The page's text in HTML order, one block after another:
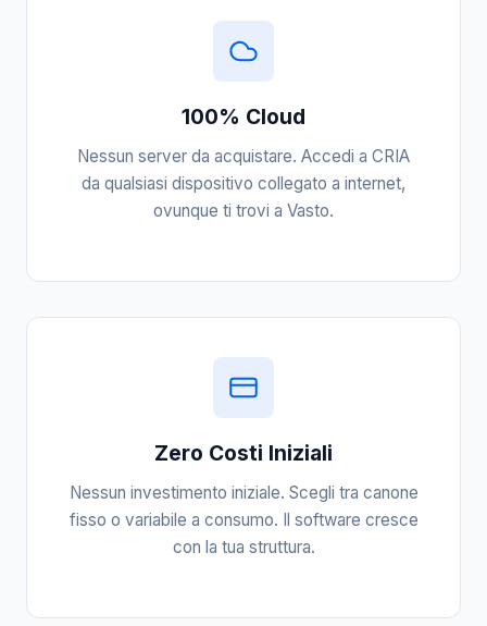
100% Cloud
Nessun server da acquistare. Accedi a CRIA
da qualsiasi dispositivo collegato a internet,
ovunque ti trovi a Vasto.
Zero Costi Iniziali
Nessun investimento iniziale. Scegli tra canone
fisso o variabile a consumo. Il software cresce
con la tua struttura.